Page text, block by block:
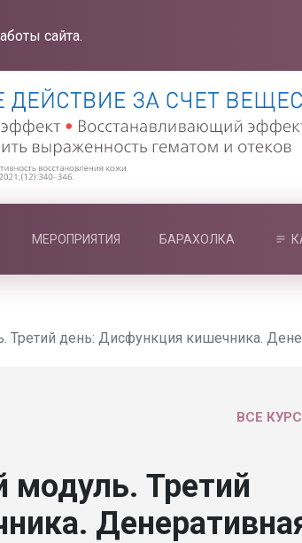
сайта.
МЕРОПРИЯТИЯ БАРАХОЛКА
Третий день: Дисфункция кишечника.
ВСЕ
модуль. Третий